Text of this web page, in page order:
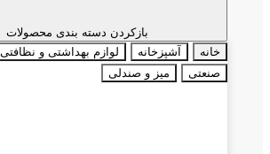
بازکردن دسته بندی محصولات
خانه
آشپزخانه لوازم بهداشتی و نظافتی
صنعتی
میز و صندلی